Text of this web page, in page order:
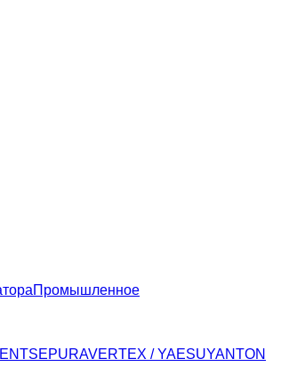
Промышленное
SEPURAVERTEX / YAESUYANTON